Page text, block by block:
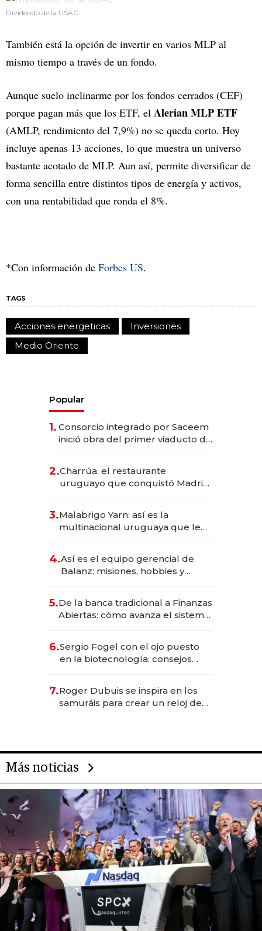
Dividendo de la USAC.
También está la opción de invertir en varios MLP al
mismo tiempo a través de un fondo.
Aunque suelo inclinarme por los fondos cerrados (CEF)
porque pagan más que los ETF, el Alerian MLP ETF
(AMLP, rendimiento del 7,9%) no se queda corto. Hoy
incluye apenas 13 acciones, lo que muestra un universo
bastante acotado de MLP. Aun así, permite diversificar de
forma sencilla entre distintos tipos de energía y activos,
con una rentabilidad que ronda el 8%.
*Con información de Forbes US.
TAGS
Acciones energeticas
Inversiones
Medio Oriente
Popular
1. Consorcio integrado por Saceem
inició obra del primer viaducto de
millones
2.Charrúa, el restaurante
uruguayo que conquistó Madrid:
anticipación y prepara apertura
3.Malabrigo Yarn: así es la
multinacional uruguaya que le
4.Así es el equipo gerencial de
Balanz: misiones, hobbies y
5.De la banca tradicional a Finanzas
Abiertas: cómo avanza el sistema
6.Sergio Fogel con el ojo puesto
en la biotecnología: consejos
rol de la IA
7.Roger Dubuis se inspira en los
samuráis para crear un reloj de
Más noticias